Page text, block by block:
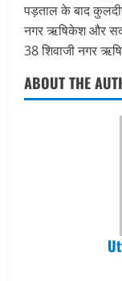
पड़ताल के बाद
नगर ऋषिकेश और
38 शिवाजी नगर
ABOUT THE